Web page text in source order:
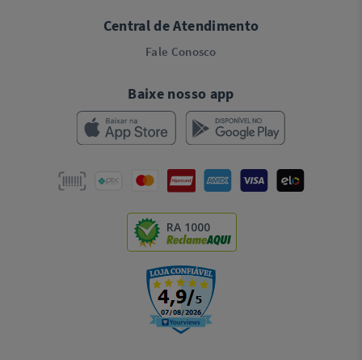
Central de Atendimento
Fale Conosco
Baixe nosso app
RA 1000